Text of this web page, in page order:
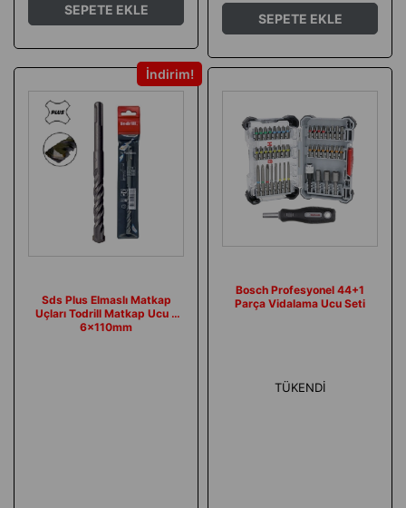
SEPETE EKLE
SEPETE EKLE
Sds Plus Elmaslı Matkap
Uçları Todrill Matkap Ucu -
6x110mm
İndirim
TÜKENDI
Bosch Profesyonel 44+1
Parça Vidalama Ucu Seti